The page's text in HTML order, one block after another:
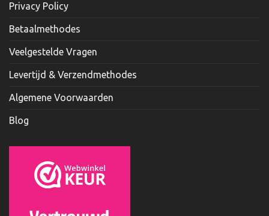
Privacy Policy
Betaalmethodes
Veelgestelde Vragen
Levertijd & Verzendmethodes
Algemene Voorwaarden
Blog